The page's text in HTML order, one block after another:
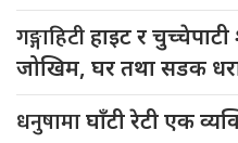
गङ्गाहिटीहाइट र चुच्चेपाटी
जोखिम, घर तथा सडक
धनुषामाघाँटी रेटी एक